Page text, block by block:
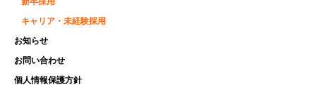
キャリア・未経験採用
お知らせ
お問い合わせ
個人情報保護方針